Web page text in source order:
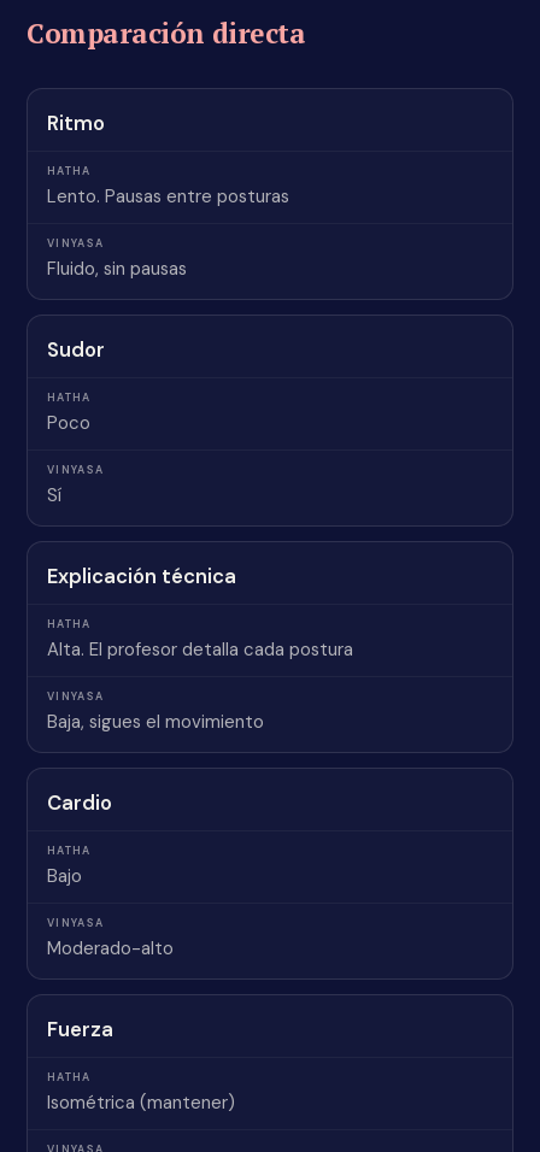
Comparación directa
Ritmo
Lento. Pausas entre posturas
Fluido, sin pausas
Sudor
Poco
Sí
Explicación técnica
Alta. El profesor detalla cada postura
Baja, sigues el movimiento
Cardio
Bajo
Moderado-alto
Fuerza
Isométrica (mantener)